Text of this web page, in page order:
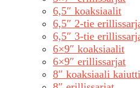
6,5″ koaksiaalit
6,5″ 2-tie
6,5″ 3-tie
6×9″ koaksiaalit
6×9″ erillissarjat
8″ koaksiaali